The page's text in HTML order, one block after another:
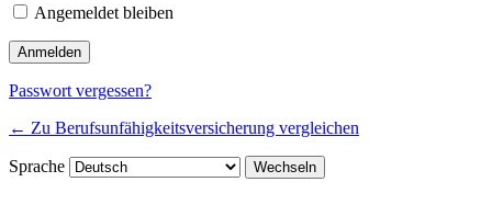
Angemeldet bleiben
Passwort vergessen?
← Zu Berufsunfähigkeitsversicherung vergleichen
Sprache